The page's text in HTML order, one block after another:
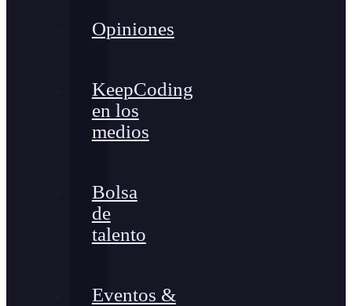
Opiniones
KeepCoding
en los
medios
Bolsa
de
talento
Eventos &